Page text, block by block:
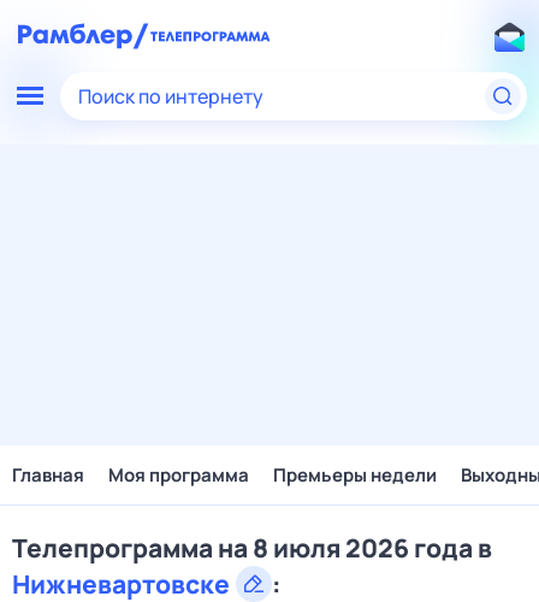
Поиск по интернету
Главная Моя программа Премьеры недели
Телепрограмма на 8 июля 2026 года в
Нижневартовске
: